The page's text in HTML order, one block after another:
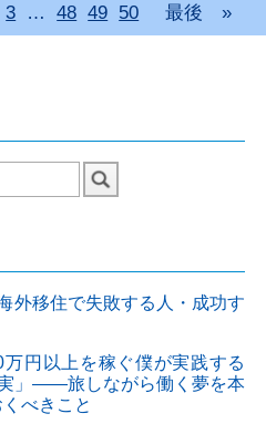
3 … 48 49 50 最後 »
外移住で失敗する人・成功す
円以上を稼ぐ僕が実践する
実」——旅しながら働く夢を本
べきこと